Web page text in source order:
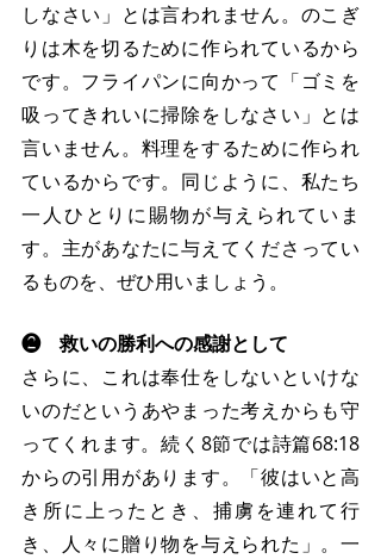
しなさい」とは言われません。のこぎ
りは木を切るために作られているから
です。フライパンに向かって「ゴミを
吸ってきれいに掃除をしなさい」とは
言いません。料理をするために作られ
ているからです。同じように、私たち
一人ひとりに賜物が与えられていま
す。主があなたに与えてくださってい
るものを、ぜひ用いましょう。
❷　救いの勝利への感謝として
さらに、これは奉仕をしないといけな
いのだというあやまった考えからも守
ってくれます。続く8節では詩篇68:18
からの引用があります。「彼はいと高
き所に上ったとき、捕虜を連れて行
き、人々に贈り物を与えられた」。一